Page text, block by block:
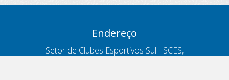
Endereço
Setor de Clubes Esportivos Sul - SCES,